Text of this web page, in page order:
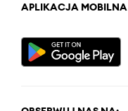
APLIKACJA MOBILNA